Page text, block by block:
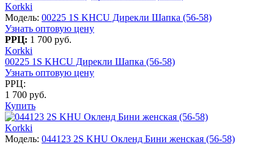
Korkki
Модель: 00225 1S KHCU Дирекли Шапка (56-58)
Узнать оптовую цену
РРЦ: 1 700 руб.
Korkki
00225 1S KHCU Дирекли Шапка (56-58)
Узнать оптовую цену
РРЦ:
1 700 руб.
Купить
Korkki
Модель: 044123 2S KHU Окленд Бини женская (56-58)